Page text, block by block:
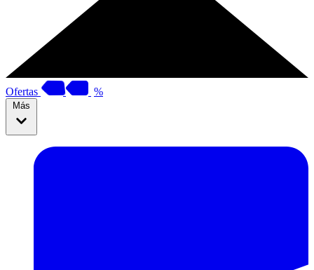
Ofertas %
Más